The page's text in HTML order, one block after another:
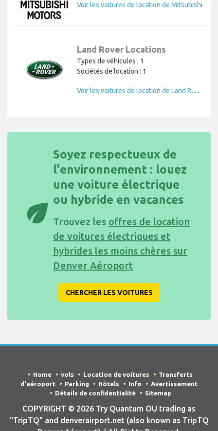
Voir les voitures de location de Mitsubishi
Land Rover Locations
Types de véhicules : 1
Sociétés de location : 1
V
oir les voitures de location de Land Rover
eco
Soyez respectueux de
l'environnement : louez
une voiture électrique
ou hybride en vacances
Trouvez les offres de location
de voitures électriques et
hybrides les moins chères sur
Denver Aéroport
CHERCHER LES VOITURES
Home vols Location de voitures
Transferts
d'aéroport
Parking Hôtels Info
Avertissement
Détails de confidentialité
Sitemap
COPYRIGHT © 2026 Try Quantum OU trading as
"TripTQ" and denverairport.net (also known as TripTQ